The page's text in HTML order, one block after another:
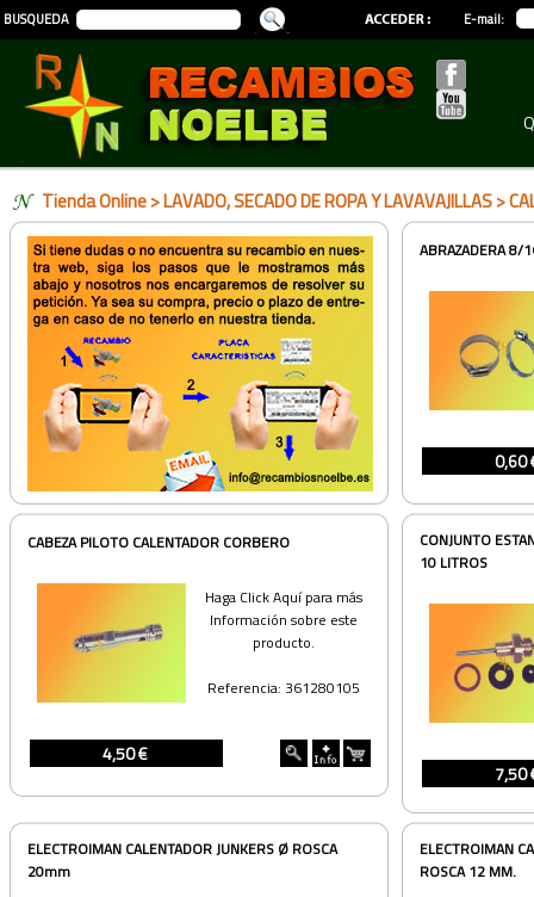
BUSQUEDA E-mail:
Tienda Online>LAVADO, SECADO DE ROPA Y LAVAVAJILLAS>
ABRAZADERA 8/
0,60
CABEZA PILOTO CALENTADOR CORBERO
Haga Click Aquí para más
Información sobre este
producto.
Referencia: 361280105
4,50 €
CONJUNTO
10 LITROS
7,50
ELECTROIMAN CALENTADOR JUNKERS Ø ROSCA
20mm
ELECTROIMAN
ROSCA 12 MM.